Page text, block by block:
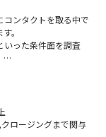
コンタクトを取る中で
。
いった条件面を調査
、情報を収集しま
いきます。
ロージングまで関与